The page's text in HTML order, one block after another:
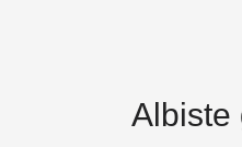
Albiste